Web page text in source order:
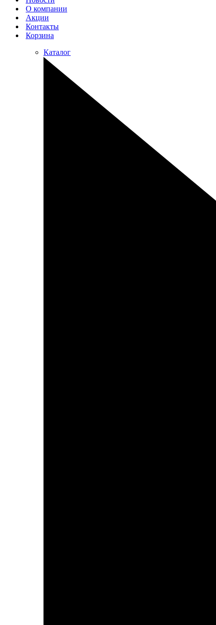
О компании
Акции
Контакты
Корзина
Каталог